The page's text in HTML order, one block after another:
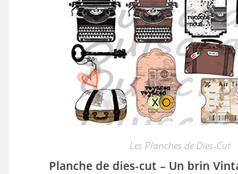
Les Planches de Dies-Cut
Planche de dies-cut – Un brin